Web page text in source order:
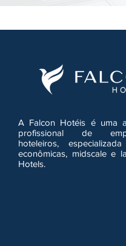
A Falcon Hotéis é uma
profissional de
hoteleiros,
econômicas, midscale e
Hotels.